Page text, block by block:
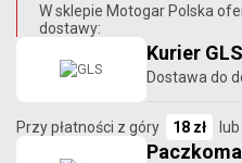
W sklepie Motogar Polska
dostawy:
Kurier GLS
Dostawa do
Przy płatności z góry 18 zł lub